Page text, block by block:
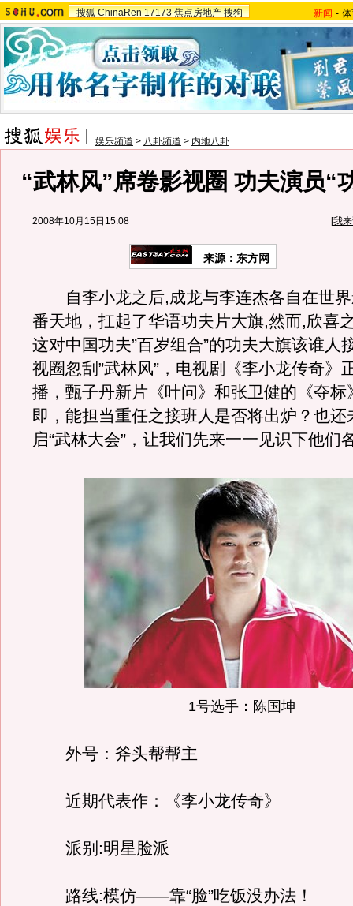
搜狐 ChinaRen 17173 焦点房地产 搜狗 新闻 -
娱乐频道 > 八卦频道 > 内地八卦
“武林风”席卷影视圈 功夫演员“
2008年10月15日15:08 [我
来源：东方网
自李小龙之后,成龙与李连杰各自在世界
番天地，扛起了华语功夫片大旗,然而,欣喜
这对中国功夫”百岁组合”的功夫大旗该谁人
视圈忽刮”武林风”，电视剧《李小龙传奇》
播，甄子丹新片《叶问》和张卫健的《夺标
即，能担当重任之接班人是否将出炉？也还
启“武林大会”，让我们先来一一见识下他们
1号选手：陈国坤
外号：斧头帮帮主
近期代表作：《李小龙传奇》
派别:明星脸派
路线:模仿——靠“脸”吃饭没办法！